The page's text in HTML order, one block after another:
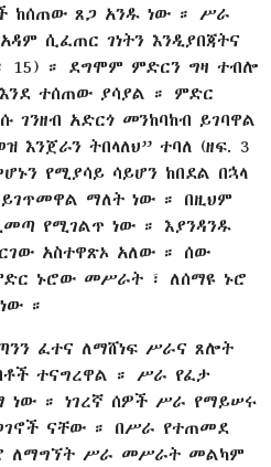
ከሰጠው ጸጋ አንዱ ነው ። ሥራ
ሲፈጠር ገነትን እንዲያበጃትና
15) ። ደግሞም ምድርን ግዛ ተብሎ
ተሰጠው ያሳያል ። ምድር
ገንዘብ አድርጎ መንከባከብ ይገባዋል
እንጀራን ትበላለህ” ተባለ (ዘፍ. 3
የሚያሳይ ሳይሆን ከበደል በኋላ
ማለት ነው ። በዚህም
የሚገልጥ ነው ። እያንዳንዱ
አስተዋጽኦ አለው ። ሰው
ኑሮው መሥራት ፣ ለሰማዩ ኑሮ
።
ፈተና ለማሸነፍ ሥራና ጸሎት
ተናግረዋል ። ሥራ የፈታ
ነው ። ነገረኛ ሰዎች ሥራ የማይሠሩ
ናቸው ። በሥራ የተጠመደ
ለማግኘት ሥራ መሥራት መልካም